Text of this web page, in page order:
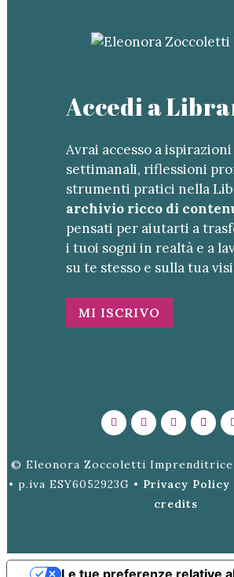
Accedi a
Avrai accesso a ispirazioni
settimanali, riflessioni
strumenti pratici nella
archivio ricco di
pensati per aiutarti a
i tuoi sogni in realtà e a
su te stesso e sulla tua
MI ISCRIVO
© Eleonora Zoccoletti Imprenditrice
• p.iva ESY6052923G • Privacy Policy
credits
Le tue preferenze relative